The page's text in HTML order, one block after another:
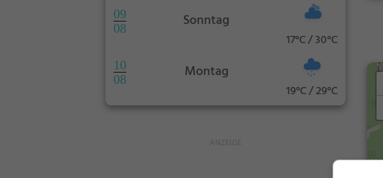
09
08
Sonntag
17°C / 30°C
10
08
Montag
19°C / 29°C